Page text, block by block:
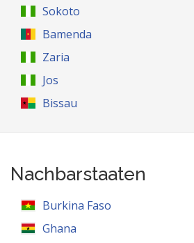
Sokoto
Bamenda
Zaria
Jos
Bissau
Nachbarstaaten
Burkina Faso
Ghana